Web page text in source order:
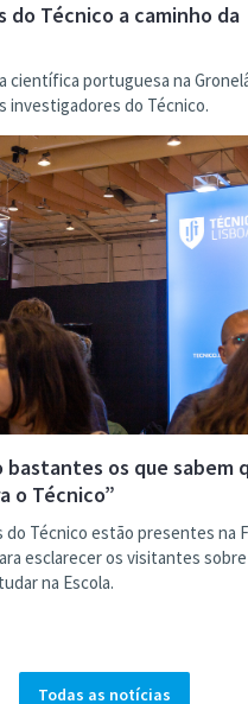
do Técnico a caminho da
científica portuguesa na
investigadores do Técnico.
bastantes os que sabem
o Técnico”
Técnico estão presentes na
esclarecer os visitantes sobre
na Escola.
Todas as notícias